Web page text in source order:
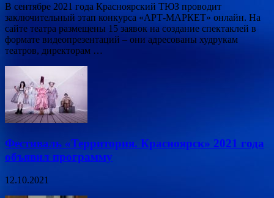
В сентябре 2021 года Красноярский ТЮЗ проводит
заключительный этап конкурса «АРТ-МАРКЕТ» онлайн. На
сайте театра размещены 15 заявок на создание спектаклей в
формате видеопрезентаций – они адресованы худрукам
театров, директорам …
Фестиваль «Территория. Красноярск» 2021 года
объявил программу
12.10.2021